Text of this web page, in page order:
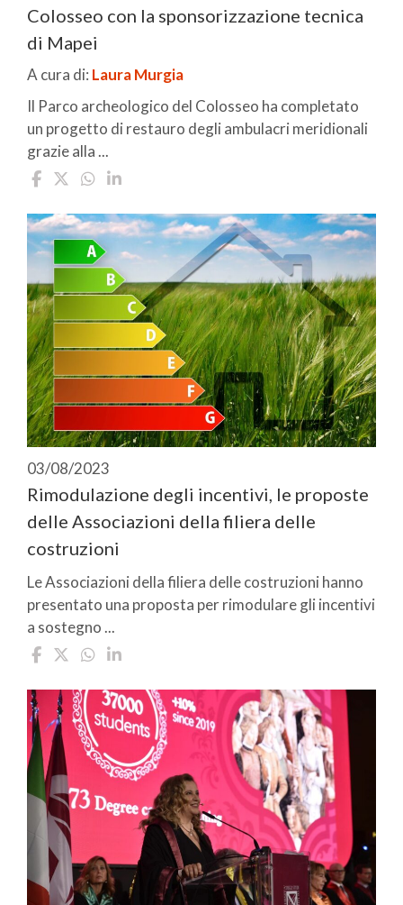
Colosseo con la sponsorizzazione tecnica
di Mapei
A cura di: Laura Murgia
Il Parco archeologico del Colosseo ha completato
un progetto di restauro degli ambulacri meridionali
grazie alla ...
03/08/2023
Rimodulazione degli incentivi, le proposte
delle Associazioni della filiera delle
costruzioni
Le Associazioni della filiera delle costruzioni hanno
presentato una proposta per rimodulare gli incentivi
a sostegno ...